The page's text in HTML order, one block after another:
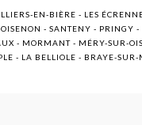
EN-BIÈRE - LES
- SANTENY -
- MORMANT - MÉRY-SUR-
- LA BELLIOLE - BRAYE-